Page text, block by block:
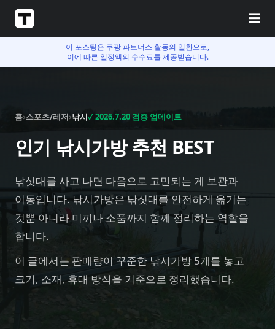
☰
이 포스팅은 쿠팡 파트너스 활동의 일환으로,
이에 따른 일정액의 수수료를 제공받습니다.
홈›스포츠/레저›낚시✓2026.7.20 검증 업데이트
인기 낚시가방 추천 BEST
낚싯대를 사고 나면 다음으로 고민되는 게 보관과
이동입니다. 낚시가방은 낚싯대를 안전하게 옮기는
것뿐 아니라 미끼나 소품까지 함께 정리하는 역할을
합니다.
이 글에서는 판매량이 꾸준한 낚시가방 5개를 놓고
크기, 소재, 휴대 방식을 기준으로 정리했습니다.